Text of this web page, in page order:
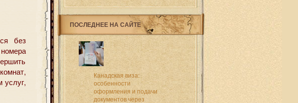
без
услуг,
ПОСЛЕДНЕЕ НА САЙТЕ
Канадская виза:
особенности
оформления и подачи
документов через